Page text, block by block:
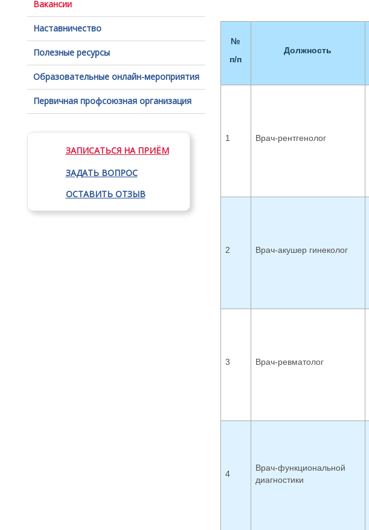
Вакансии
Наставничество
Полезные ресурсы
Образовательные онлайн-мероприятия
Первичная профсоюзная организация
ЗАПИСАТЬСЯ НА ПРИЁМ
ЗАДАТЬ ВОПРОС
ОСТАВИТЬ ОТЗЫВ
№
п/п
Должность
1 Врач-рентгенолог
2 Врач-акушер гинеколог
3 Врач-ревматолог
4
Врач-функциональной
диагностики